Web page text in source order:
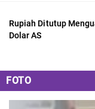
Rupiah Ditutup
Dolar AS
FOTO